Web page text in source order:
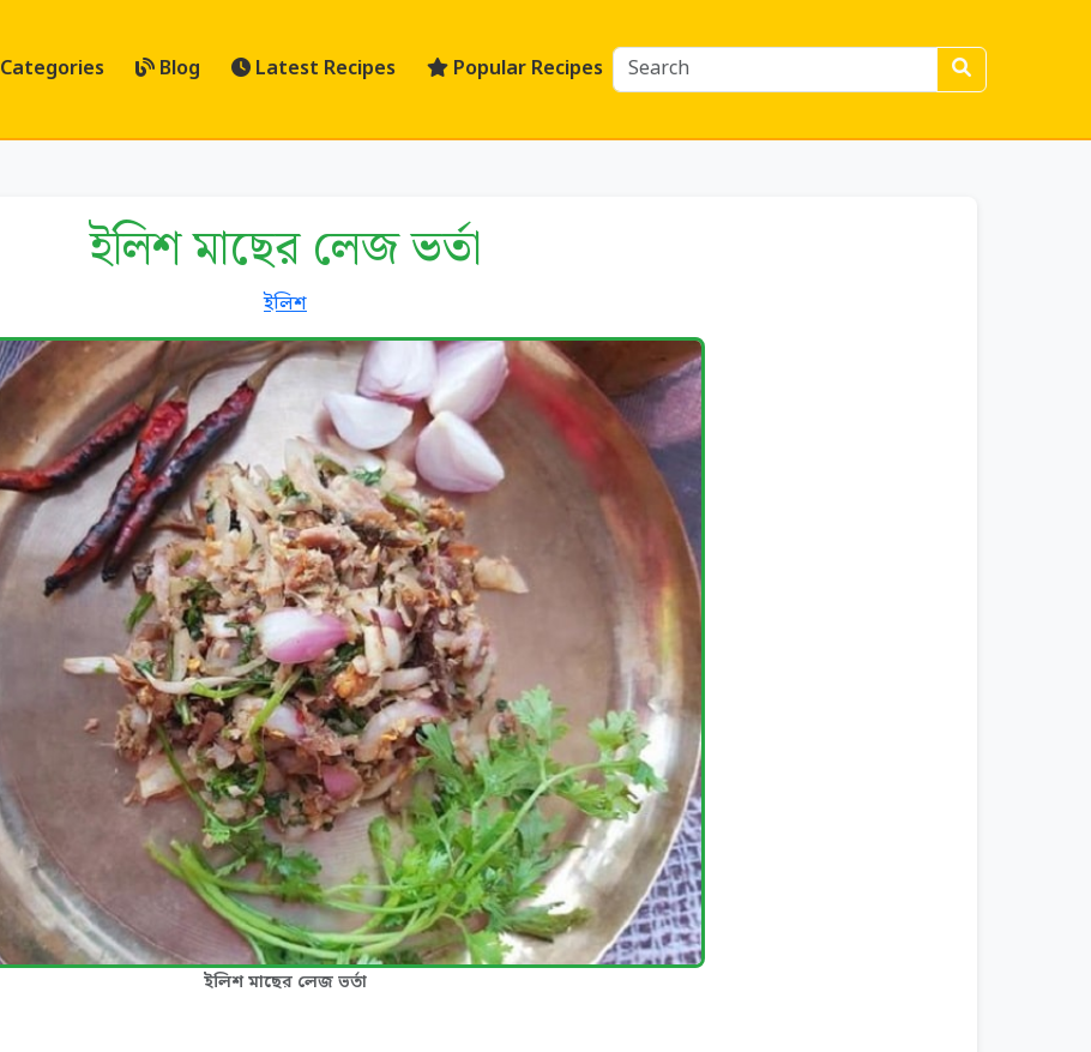
Categories Blog Latest Recipes Popular Recipes
ইলিশ মাছের লেজ ভর্তা
ইলিশ
ইলিশ মাছের লেজ ভর্তা